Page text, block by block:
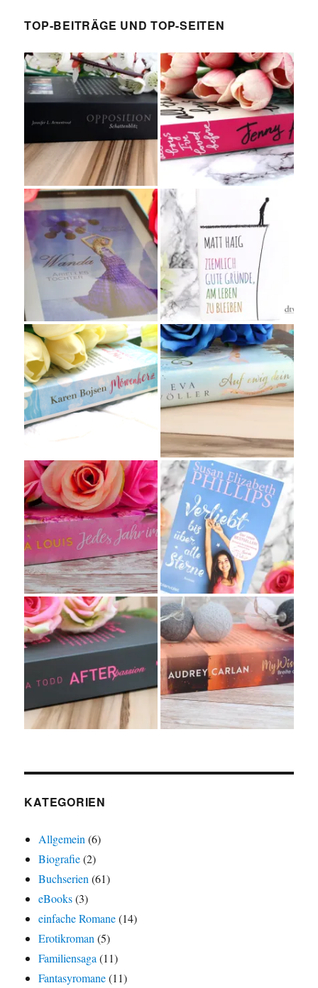
TOP-BEITRÄGE UND TOP-SEITEN
KATEGORIEN
Allgemein (6)
Biografie(2)
Buchserien (61)
eBooks(3)
einfache Romane(14)
Erotikroman (5)
Familiensaga (11)
Fantasyromane(11)